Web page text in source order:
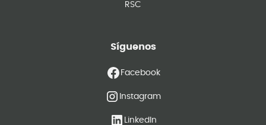
RSC
Síguenos
Facebook
Instagram
LinkedIn